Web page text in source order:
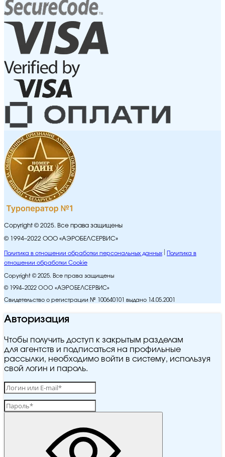
Copyright © 2025. Все права защищены
© 1994–2022 ООО «АЭРОБЕЛСЕРВИС»
Политика в отношении обработки персональных данных
Политика в
отношении обработки Cookie
Copyright © 2025. Все права защищены
© 1994–2022 ООО «АЭРОБЕЛСЕРВИС»
Свидетельство о регистрации № 100640101 выдано 14.05.2001
Авторизация
Чтобы получить доступ к закрытым разделам
для агентств и подписаться на профильные
рассылки, необходимо войти в систему, используя
свой логин и пароль.